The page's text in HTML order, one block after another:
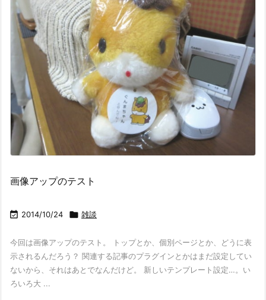
画像アップのテスト
 2014/10/24  雑談
今回は画像アップのテスト。 トップとか、個別ページとか、どうに表
示されるんだろう？ 関連する記事のプラグインとかはまだ設定してい
ないから、それはあとでなんだけど。 新しいテンプレート設定…。い
ろいろ大 ...